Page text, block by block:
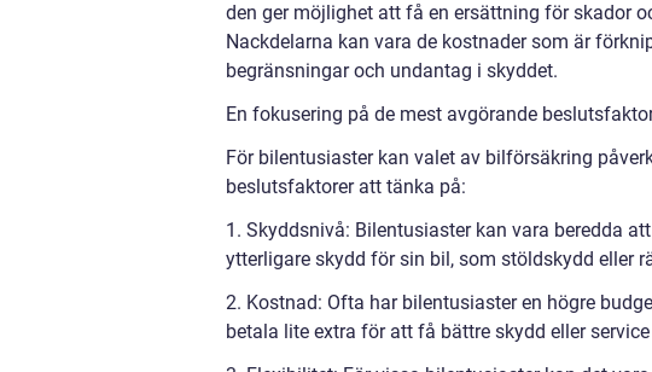
den ger möjlighet att få en ersättning för skador
Nackdelarna kan vara de kostnader som är
begränsningar och undantag i skyddet.
En fokusering på de mest avgörande
För bilentusiaster kan valet av bilförsäkring
beslutsfaktorer att tänka på:
1. Skyddsnivå: Bilentusiaster kan vara beredda
ytterligare skydd för sin bil, som stöldskydd eller
2. Kostnad: Ofta har bilentusiaster en högre
betala lite extra för att få bättre skydd eller